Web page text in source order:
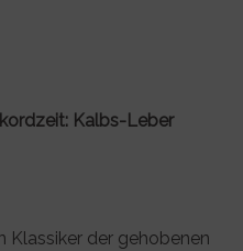
Kalbs-Leber
Klassiker der gehobenen